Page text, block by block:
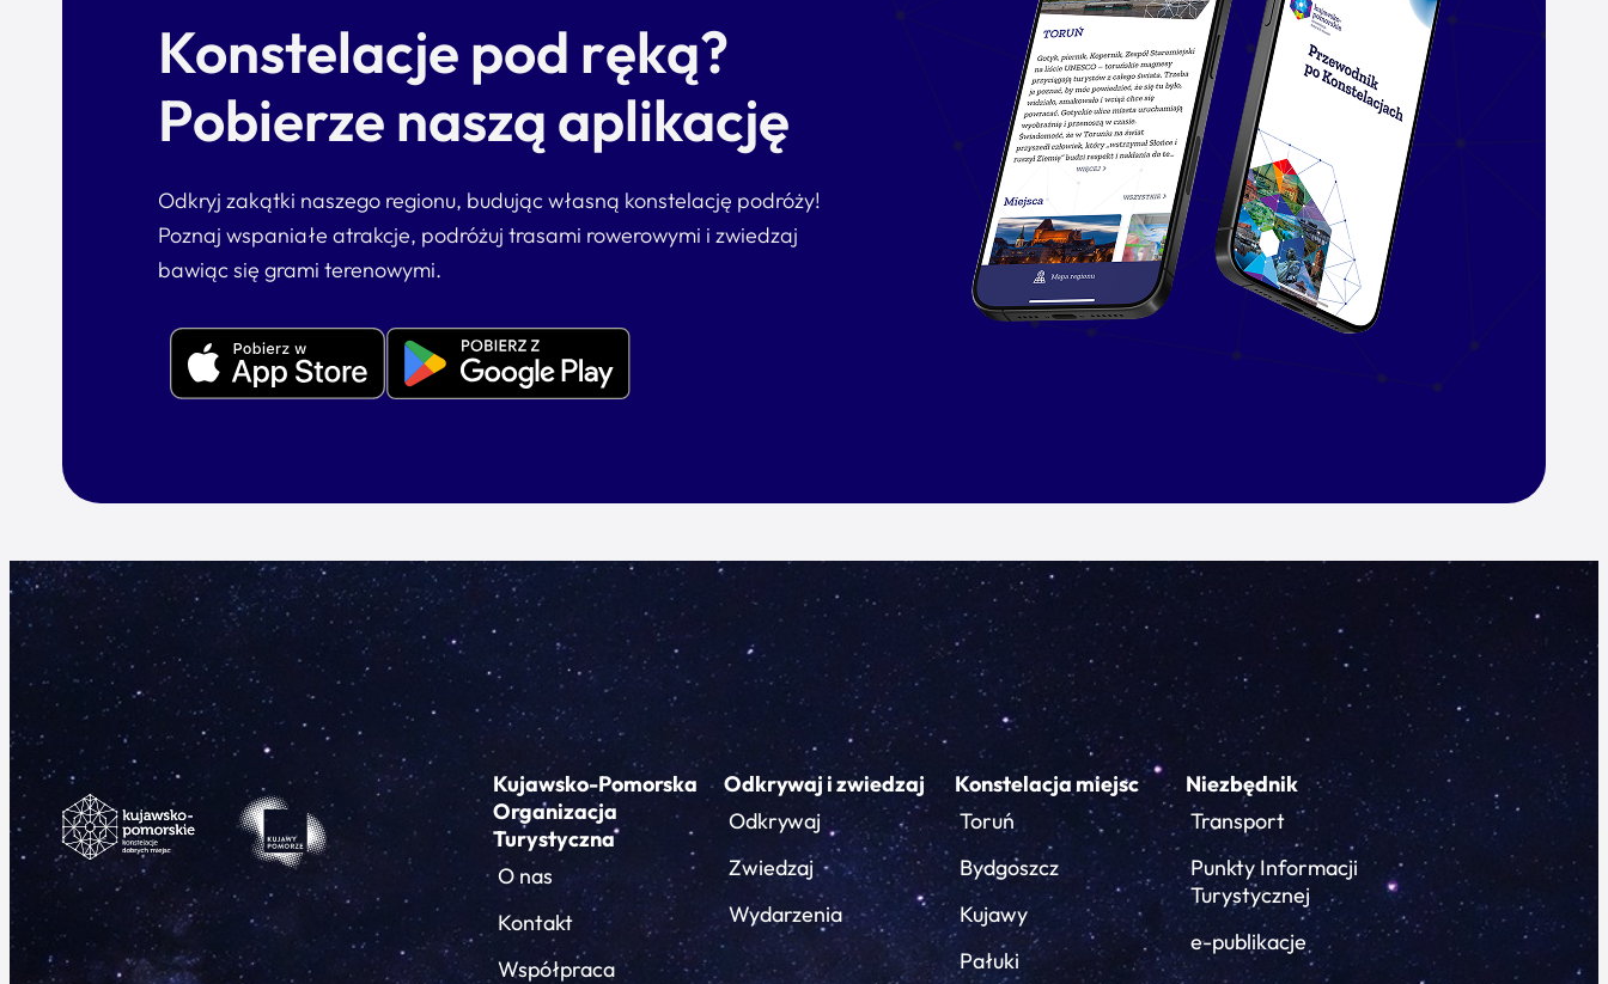
Konstelacje pod ręką?
Pobierze naszą aplikację
Odkryj zakątki naszego regionu, budując własną konstelację podróży!
Poznaj wspaniałe atrakcje, podróżuj trasami rowerowymi i zwiedzaj
bawiąc się grami terenowymi.
Kujawsko-Pomorska
Organizacja
Turystyczna
O nas
Kontakt
Współpraca
Odkrywaj i zwiedzaj
Odkrywaj
Zwiedzaj
Wydarzenia
Konstelacja miejsc
Toruń
Bydgoszcz
Kujawy
Pałuki
Niezbędnik
Transport
Punkty Informacji
Turystycznej
e-publikacje